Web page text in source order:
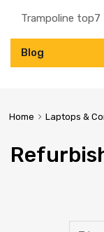
Trampoline top7
Blog
Home Laptops &